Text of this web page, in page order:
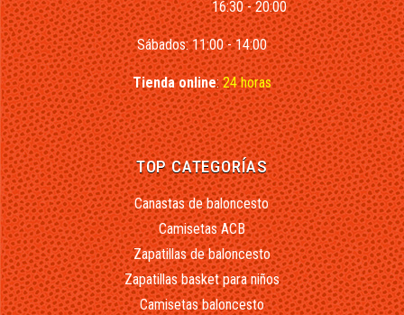
16:30 - 20:00
Sábados: 11:00 - 14:00
Tienda online:24 horas
TOP CATEGORÍAS
Canastas de baloncesto
Camisetas ACB
Zapatillas de baloncesto
Zapatillas basket para niños
Camisetas baloncesto